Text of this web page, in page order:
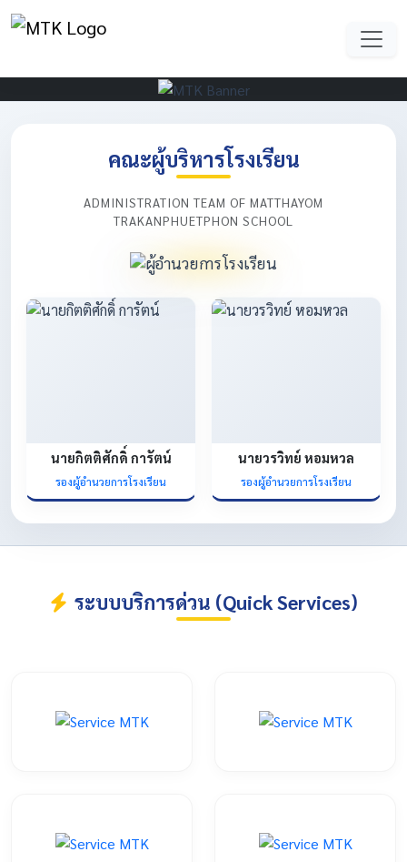
คณะผู้บริหารโรงเรียน
ADMINISTRATION TEAM OF MATTHAYOM
TRAKANPHUETPHON SCHOOL
นายกิตติศักดิ์ การัตน์
รองผู้อำนวยการโรงเรียน
นายวรวิทย์ หอมหวล
รองผู้อำนวยการโรงเรียน
ระบบบริการด่วน (Quick Services)